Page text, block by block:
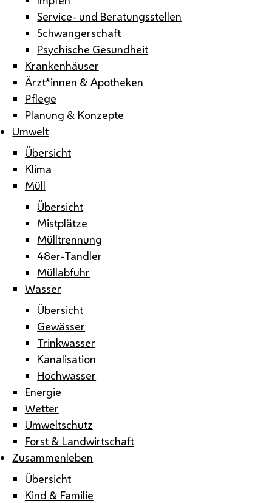
Service- und Beratungsstellen
Schwangerschaft
Psychische Gesundheit
Krankenhäuser
Ärzt*innen & Apotheken
Pflege
Planung & Konzepte
Umwelt
Übersicht
Klima
Müll
Übersicht
Mistplätze
Mülltrennung
48er-Tandler
Müllabfuhr
Wasser
Übersicht
Gewässer
Trinkwasser
Kanalisation
Hochwasser
Energie
Wetter
Umweltschutz
Forst & Landwirtschaft
Zusammenleben
Übersicht
Kind & Familie